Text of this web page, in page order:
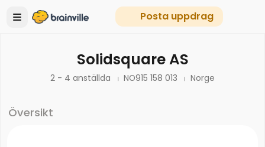
Posta uppdrag
Solidsquare AS
2 - 4 anställda NO915 158 013 Norge
Översikt